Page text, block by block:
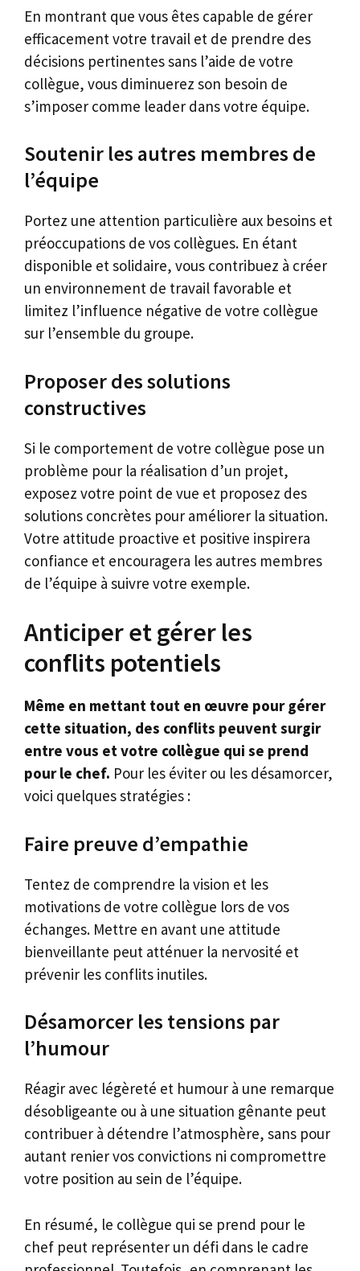
En montrant que vous êtes capable de gérer
efficacement votre travail et de prendre des
décisions pertinentes sans l’aide de votre
collègue, vous diminuerez son besoin de
s’imposer comme leader dans votre équipe.
Soutenir les autres membres de
l’équipe
Portez une attention particulière aux besoins et
préoccupations de vos collègues. En étant
disponible et solidaire, vous contribuez à créer
un environnement de travail favorable et
limitez l’influence négative de votre collègue
sur l’ensemble du groupe.
Proposer des solutions
constructives
Si le comportement de votre collègue pose un
problème pour la réalisation d’un projet,
exposez votre point de vue et proposez des
solutions concrètes pour améliorer la situation.
Votre attitude proactive et positive inspirera
confiance et encouragera les autres membres
de l’équipe à suivre votre exemple.
Anticiper et gérer les
conflits potentiels
Même en mettant tout en œuvre pour gérer
cette situation, des conflits peuvent surgir
entre vous et votre collègue qui se prend
pour le chef. Pour les éviter ou les désamorcer,
voici quelques stratégies :
Faire preuve d’empathie
Tentez de comprendre la vision et les
motivations de votre collègue lors de vos
échanges. Mettre en avant une attitude
bienveillante peut atténuer la nervosité et
prévenir les conflits inutiles.
Désamorcer les tensions par
l’humour
Réagir avec légèreté et humour à une remarque
désobligeante ou à une situation gênante peut
contribuer à détendre l’atmosphère, sans pour
autant renier vos convictions ni compromettre
votre position au sein de l’équipe.
En résumé, le collègue qui se prend pour le
chef peut représenter un défi dans le cadre